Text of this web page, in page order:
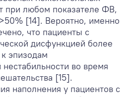
при любом показателе ФВ,
[14]. Вероятно, именно
что пациенты с
дисфункцией более
эпизодам
во время
[15].
наполнения у пациентов с